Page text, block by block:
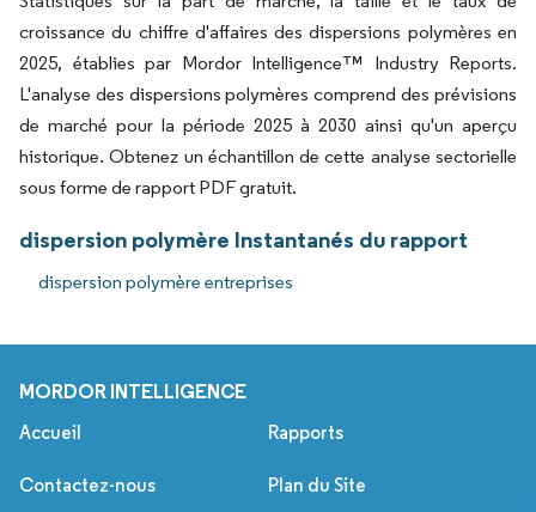
croissance du chiffre d'affaires des dispersions polymères en
2025, établies par Mordor Intelligence™ Industry Reports.
L'analyse des dispersions polymères comprend des prévisions
de marché pour la période 2025 à 2030 ainsi qu'un aperçu
historique. Obtenez un échantillon de cette analyse sectorielle
sous forme de rapport PDF gratuit.
dispersion polymère Instantanés du rapport
dispersion polymère entreprises
MORDOR INTELLIGENCE
Accueil Rapports
Contactez-nous Plan du Site